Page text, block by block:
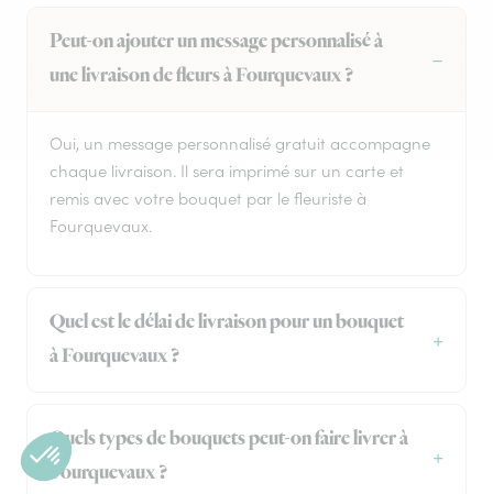
Peut-on ajouter un message personnalisé à
une livraison de fleurs à Fourquevaux ?
Oui, un message personnalisé gratuit accompagne
chaque livraison. Il sera imprimé sur un carte et
remis avec votre bouquet par le fleuriste à
Fourquevaux.
Quel est le délai de livraison pour un bouquet
à Fourquevaux ?
Quels types de bouquets peut-on faire livrer à
Fourquevaux ?